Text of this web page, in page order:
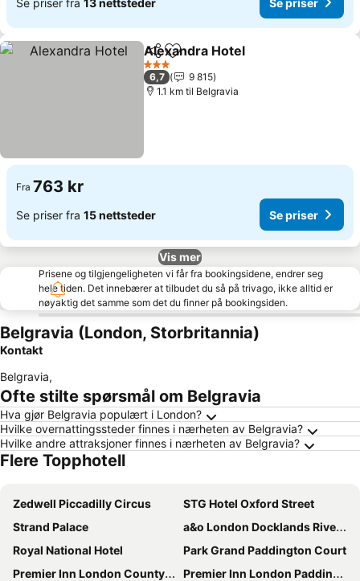
Del Legg til i favoritter
Alexandra Hotel
3 Stjerner
6,7
9 815
1.1 km til Belgravia
Fra 763 kr
Se priser fra 15 nettsteder Se priser
Vis mer
Prisene og tilgjengeligheten vi får fra bookingsidene, endrer seg
hele tiden. Det innebærer at tilbudet du så på trivago, ikke alltid er
nøyaktig det samme som det du finner på bookingsiden.
Belgravia (London, Storbritannia)
Kontakt
Belgravia,
Ofte stilte spørsmål om Belgravia
Hva gjør Belgravia populært i London?
Hvilke overnattingssteder finnes i nærheten av Belgravia?
Hvilke andre attraksjoner finnes i nærheten av Belgravia?
Flere Topphotell
Zedwell Piccadilly Circus
STG Hotel Oxford Street
Strand Palace
a&o London Docklands Riverside
Royal National Hotel
Park Grand Paddington Court
Premier Inn London County Hall
Premier Inn London Paddington (Paddington Basin) hotel